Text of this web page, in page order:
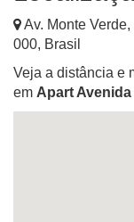
Av. Monte Verde,
000, Brasil
Veja a distância e
em Apart